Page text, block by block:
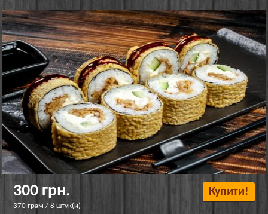
300 грн.
370 грам / 8 штук(и)
Купити!